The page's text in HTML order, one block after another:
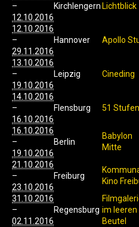
–
12.10.2016
Kirchlengern Lichtblick
12.10.2016
–
29.11.2016
Hannover Apollo
13.10.2016
–
19.10.2016
Leipzig Cineding
14.10.2016
–
16.10.2016
Flensburg 51 Stufen
16.10.2016
–
19.10.2016
Berlin
Babylon
Mitte
21.10.2016
–
23.10.2016
Freiburg
Kino
31.10.2016
–
02.11.2016
Regensburg im leeren
Beutel